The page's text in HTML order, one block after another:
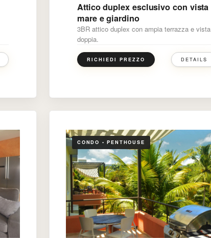
Attico duplex esclusivo con vista
mare e giardino
3BR attico duplex con ampia terrazza e vista
doppia.
RICHIEDI PREZZO DETAILS
CONDO • PENTHOUSE